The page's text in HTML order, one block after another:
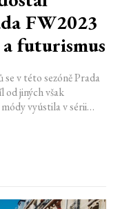
FW2023
futurismus
v této sezóně Prada
od jiných však
vyústila v sérii